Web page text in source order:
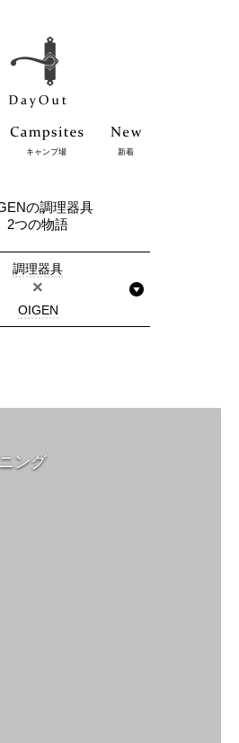
キャンプ場 新着
の調理器具
2つの物語
調理器具
×
OIGEN
ング